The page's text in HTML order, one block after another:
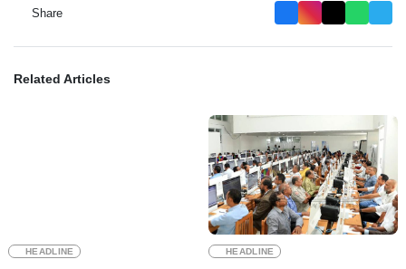
Share
Related Articles
HEADLINE HEADLINE